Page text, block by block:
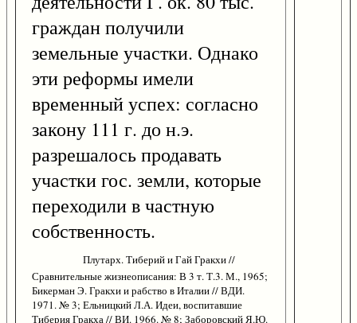
граждан получили
земельные участки. Однако
эти реформы имели
временный успех: согласно
закону 111 г. до н.э.
разрешалось продавать
участки гос. земли, которые
переходили в частную
собственность.
Плутарх. Тиберий и Гай Гракхи //
Сравнительные жизнеописания: В 3 т. Т.3. М., 1965;
Бикерман Э. Гракхи и рабство в Италии // ВДИ.
1971. № 3; Ельницкий Л.А. Идеи, воспитавшие
Тиберия Гракха // ВИ. 1966. № 8; Заборовский Я.Ю.